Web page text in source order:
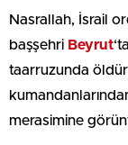
Nasrallah, İsrail
başşehri Beyrut
taarruzunda
merasimine